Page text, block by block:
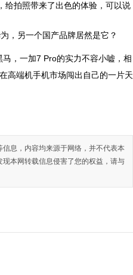
给拍照带来了出色的体验，可以说
，一加7 Pro的实力不容小嘘，相
高端机手机市场闯出自己的一片天
息，内容均来源于网络，并不代表本
本网转载信息侵害了您的权益，请与